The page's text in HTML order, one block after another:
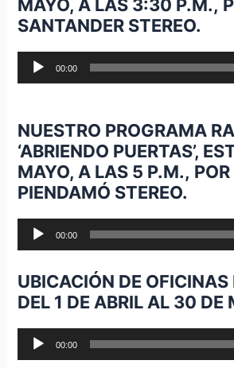
MAYO, A LAS 3:30 P.M.,
SANTANDER STEREO.
Reproductor
00:00
NUESTRO PROGRAMA
‘ABRIENDO PUERTAS’,
MAYO, A LAS 5 P.M., POR
PIENDAMÓ STEREO.
Reproductor
00:00
UBICACIÓN DE OFICINAS
DEL 1 DE ABRIL AL 30 DE
Reproductor
00:00